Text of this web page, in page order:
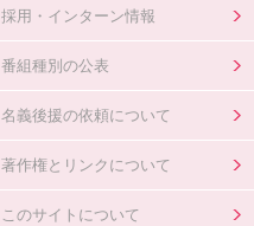
採用・インターン情報
番組種別の公表
名義後援の依頼について
著作権とリンクについて
このサイトについて